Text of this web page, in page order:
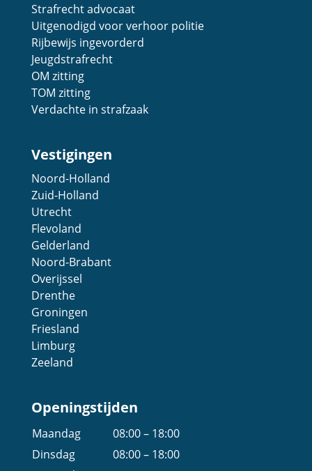
Strafrecht advocaat
Uitgenodigd voor verhoor politie
Rijbewijs ingevorderd
Jeugdstrafrecht
OM zitting
TOM zitting
Verdachte in strafzaak
Vestigingen
Noord-Holland
Zuid-Holland
Utrecht
Flevoland
Gelderland
Noord-Brabant
Overijssel
Drenthe
Groningen
Friesland
Limburg
Zeeland
Openingstijden
Maandag
08:00 – 18:00
Dinsdag
08:00 – 18:00